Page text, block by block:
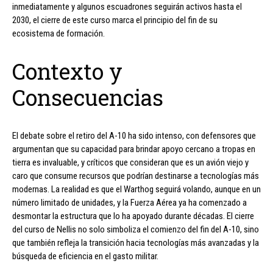
inmediatamente y algunos escuadrones seguirán activos hasta el
2030, el cierre de este curso marca el principio del fin de su
ecosistema de formación.
Contexto y
Consecuencias
El debate sobre el retiro del A-10 ha sido intenso, con defensores que
argumentan que su capacidad para brindar apoyo cercano a tropas en
tierra es invaluable, y críticos que consideran que es un avión viejo y
caro que consume recursos que podrían destinarse a tecnologías más
modernas. La realidad es que el Warthog seguirá volando, aunque en un
número limitado de unidades, y la Fuerza Aérea ya ha comenzado a
desmontar la estructura que lo ha apoyado durante décadas. El cierre
del curso de Nellis no solo simboliza el comienzo del fin del A-10, sino
que también refleja la transición hacia tecnologías más avanzadas y la
búsqueda de eficiencia en el gasto militar.